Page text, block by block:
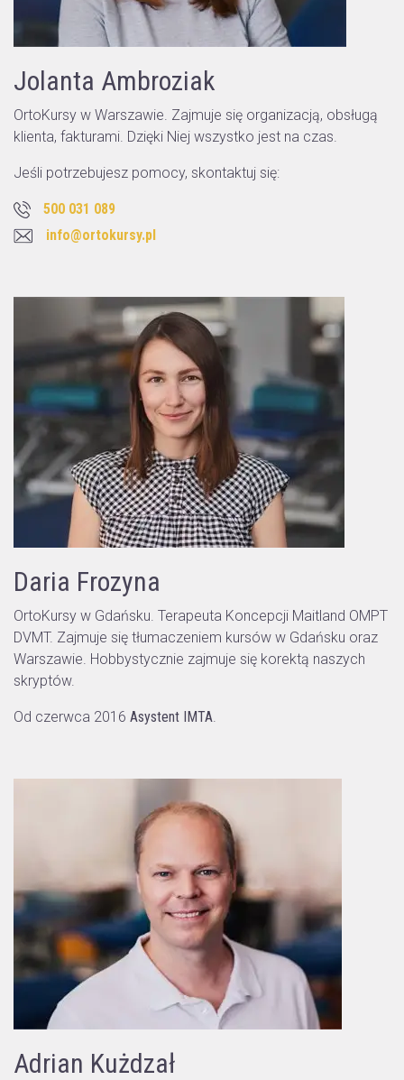
Jolanta Ambroziak
OrtoKursy w Warszawie. Zajmuje się organizacją, obsługą
klienta, fakturami. Dzięki Niej wszystko jest na czas.
Jeśli potrzebujesz pomocy, skontaktuj się:
500 031 089
info@ortokursy.pl
Daria Frozyna
OrtoKursy w Gdańsku. Terapeuta Koncepcji Maitland OMPT
DVMT. Zajmuje się tłumaczeniem kursów w Gdańsku oraz
Warszawie. Hobbystycznie zajmuje się korektą naszych
skryptów.
Od czerwca 2016 Asystent IMTA.
Adrian Kużdzał